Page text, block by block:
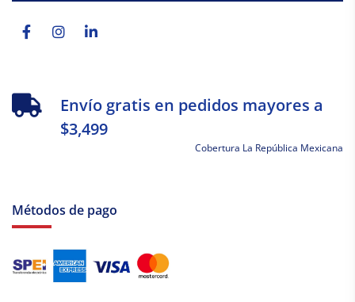
f
Envío gratis en pedidos mayores a
$3,499
Cobertura La República Mexicana
Métodos de pago